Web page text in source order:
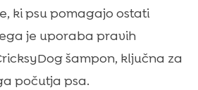
ki psu pomagajo ostati
je uporaba pravih
šampon, ključna za
počutja psa.